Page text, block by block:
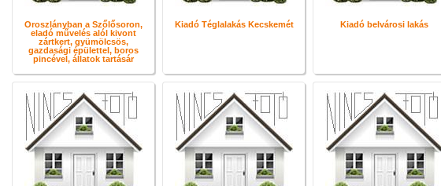
Oroszlányban a Szőlősoron,
eladó művelés alól kivont
zártkert, gyümölcsös,
gazdasági épülettel, boros
pincével, állatok tartásár
Kiadó Téglalakás Kecskemét Kiadó belvárosi lakás